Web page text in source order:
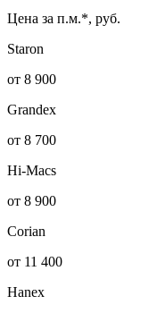
Цена за п.м.*, руб.
Staron
от 8 900
Grandex
от 8 700
Hi-Macs
от 8 900
Corian
от 11 400
Hanex